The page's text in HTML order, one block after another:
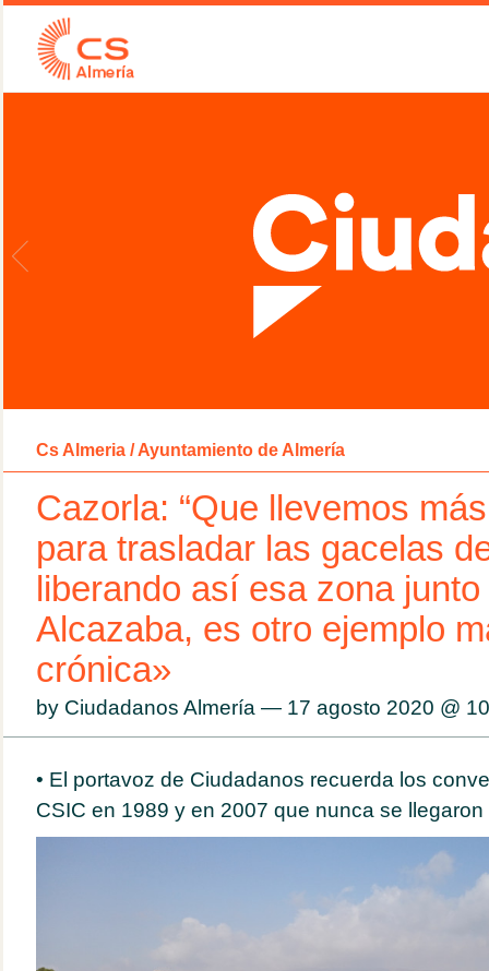
Cs Almeria / Ayuntamiento de Almería
Cazorla: “Que llevemos
para trasladar las gacelas
liberando así esa zona junto
Alcazaba, es otro ejemplo
crónica»
by Ciudadanos Almería — 17 agosto 2020 @
• El portavoz de Ciudadanos recuerda los
CSIC en 1989 y en 2007 que nunca se llegaron